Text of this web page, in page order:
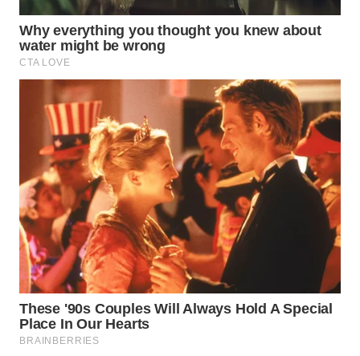
WAHANA
TRAVEL
WAHANA
TV
WAHANANEWS
ID
WAHANANEWS
CO ID
WAHANANEWS
NET
WAHANA
SPORT